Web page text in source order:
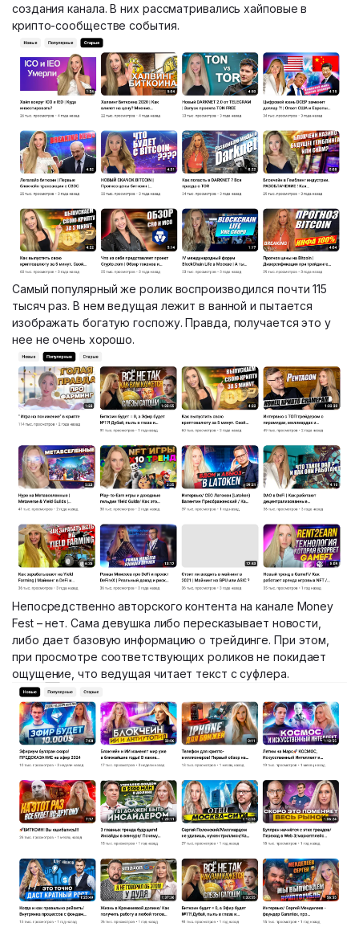
создания канала. В них рассматривались хайповые в
крипто-сообществе события.
Самый популярный же ролик воспроизводился почти 115
тысяч раз. В нем ведущая лежит в ванной и пытается
изображать богатую госпожу. Правда, получается это у
нее не очень хорошо.
Непосредственно авторского контента на канале Money
Fest – нет. Сама девушка либо пересказывает новости,
либо дает базовую информацию о трейдинге. При этом,
при просмотре соответствующих роликов не покидает
ощущение, что ведущая читает текст с суфлера.